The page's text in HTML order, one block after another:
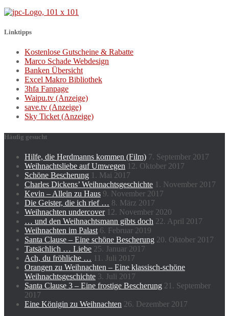
Linktipps
Kostenlose Gutscheine & Rabatte
Marco Schade Webdesign
Banken Übersicht
Excel Makro Bibliothek
3hfa Fanpage
Waipu.tv (Anzeige)
save.tv (Anzeige)
Sky Ticket (Anzeige)
Häufig gesucht
Hilfe, die Herdmanns kommen (Film) 7. September 2017
Weihnachtsliebe auf Umwegen 12. Oktober 2017
Schöne Bescherung 1. Mai 2017
Charles Dickens’ Weihnachtsgeschichte 1. November 2017
Kevin – Allein zu Haus 9. November 2017
Die Geister, die ich rief … 8. März 2017
Weihnachten undercover 12. November 2020
… und den Weihnachtsmann gibts doch 22. April 2017
Weihnachten im Palast 6. Februar 2019
Santa Clause – Eine schöne Bescherung 20. Oktober 2017
Tatsächlich … Liebe 25. Januar 2017
Ach, du fröhliche … 11. Juli 2017
Orangen zu Weihnachten – Eine klassisch-schöne
Weihnachtsgeschichte 3. Juli 2017
Santa Clause 3 – Eine frostige Bescherung 21. September
2017
Eine Königin zu Weihnachten 26. Dezember 2017